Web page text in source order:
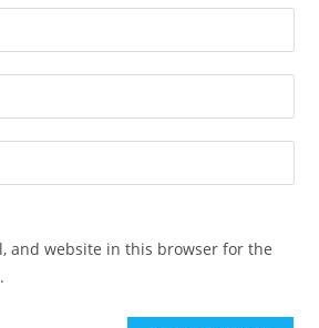
and website in this browser for the